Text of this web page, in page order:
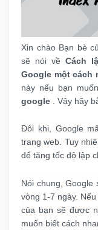
Xin chào Bạn bè
sẽ nói về Cách
Google một cách
này nếu bạn muốn
google
Vậy hãy
Đôi khi, Google
trang web. Tuy
để tăng tốc độ lập
Nói chung, Google
vòng 1-7 ngày.
của bạn sẽ được
muốn biết cách